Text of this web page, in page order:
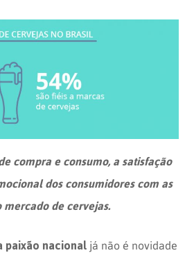
compra e consumo, a satisfação
dos consumidores com as
de cervejas.
paixão nacional já não é novidade